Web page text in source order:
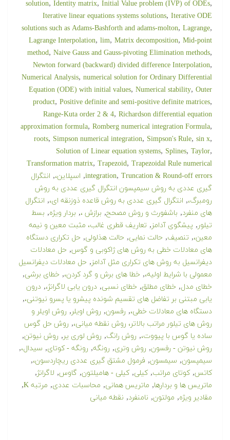
solution, Identity matrix, Initial Value problem (IVP) of ODEs,
Iterative linear equations systems solutions, Iterative ODE
solutions such as Adams-Bashforth and adams-molton, Lagrange,
Lagrange Interpolation, lim, Matrix decomposition, Mid-point
method, Naive Gauss and Gauss-pivoting Elimination methods,
Newton forward (backward) divided difference Interpolation,
Numerical Analysis, numerical solution for Ordinary Differential
Equation (ODE) with initial values, Numerical stability, Outer
product, Positive definite and semi-positive definite matrices,
Range-Kuta order 2 & 4, Richardson differential equation
approximation formula, Romberg numerical integration Formula,
roots, Simpson numerical integration, Simpson's Rule, sin x,
Solution of Linear equation systems, Splines, Taylor,
Transformation matrix, Trapezoid, Trapezoidal Rule numerical
integration, Truncation & Round-off errors
, اسپلاین،, انتگرال
گیری عددی به روش سیمپسون انتگرال گیری عددی به روش
رومبرگ،, انتگرال گیری عددی به روش قاعده ذوزنقه ای،, انتگرال
های منفرد, باشفورث و روش مصحح, برازش ،, بردار ویژه, بسط
تیلور, پیشگوی آدامز, تعاریف قطری غالب، مثبت معین و نیمه
معین،, تنصیف, حالت نمایی, حالت هذلولی, حل تکراری دستگاه
های معادلات خطی به روش های ژاکوبی و گوس, حل معادلات
دیفرانسیل به روش های تکراری مثل آدامز, حل معادلات دیفرانسیل
معمولی با شرایط اولیه،, خطا های برش و گرد کردن،, خطای برشی,
خطای مدل, خطای مطلق, خطای نسبی, درون یابی لاگرانژ،, درون
یابی مبتنی بر تفاضل های تقسیم شونده پیشرو یا پسرو نیوتنی،,
دستگاه های معادلات خطی،, رفسون, روش اویلر, روش اویلر و
روش های تیلور مراتب بالاتر، روش نقطه میانی،, روش حل گوس
ساده یا گوس با پیووت،, روش رانگ, روش لوری یر, روش نیوتن,
روش نیوتن - رفسون, روش وتری, رونگه, رونگه - کوتای, سیدال،,
سیمپسون, سیمسون, فرمول مشتق گیری عددی ریچاردسون،,
کاتس,کوتای مراتب,کیلی,کیلی - هامیلتون, گاوس, لاگرانژ,
ماتریس ها و بردارها, ماتریس همانی, محاسبات عددی, مرتبه K ,
مقادیر ویژه, مولتون, نامنفرد, نقطه میانی